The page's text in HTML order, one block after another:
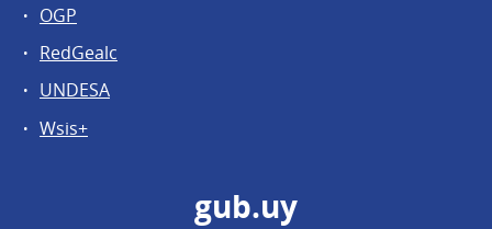
OGP
RedGealc
UNDESA
Wsis+
gub.uy